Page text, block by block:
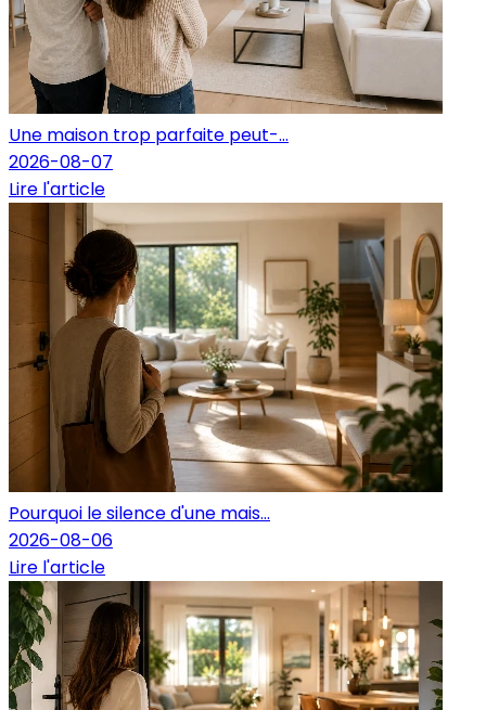
Une maison trop parfaite peut-...
2026-08-07
Lire l'article
Pourquoi le silence d'une mais...
2026-08-06
Lire l'article